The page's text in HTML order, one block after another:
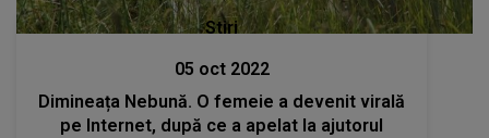
Stiri
05 oct 2022
Dimineața Nebună. O femeie a devenit virală
pe Internet, după ce a apelat la ajutorul